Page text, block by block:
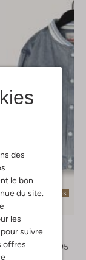
des
le bon
du site.
les
suivre
offres
Dernières pièces
Vingino
Jack
€ 69,95
€ 41,95